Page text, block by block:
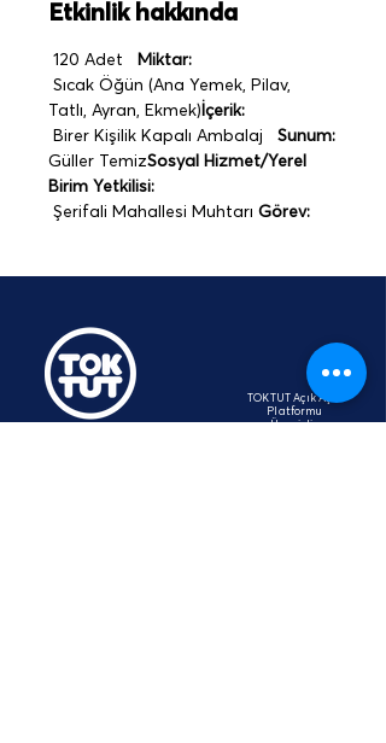
Etkinlik hakkında
120 Adet
Miktar:
Tatlı, Ayran, Ekmek) İçerik:
Birer Kişilik Kapalı Ambalaj Sunum:
Güller TemizSosyal Hizmet/Yerel
Birim Yetkilisi:
Şerifali Mahallesi Muhtarı Görev:
TOKTUT Açık Açık
Platformu
Üyesidir